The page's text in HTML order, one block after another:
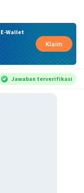
Wallet
Klaim
Jawaban terverifikasi